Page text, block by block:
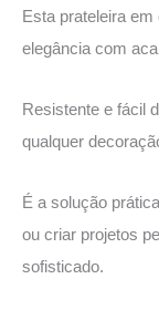
Esta prateleira
elegância com
Resistente e fácil
qualquer
É a solução
ou criar projetos
sofisticado.